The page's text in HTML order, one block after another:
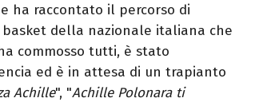
ha raccontato il percorso di
basket della nazionale italiana che
commosso tutti, è stato
ed è in attesa di un trapianto
Achille", "Achille Polonara ti